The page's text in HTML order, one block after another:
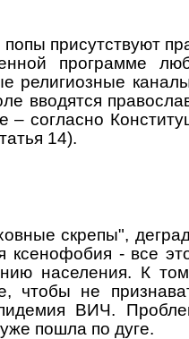
присутствуют
программе
религиозные
вводятся
– согласно
14).
скрепы",
ксенофобия - все
населения. К
чтобы не
ВИЧ.
пошла по дуге.